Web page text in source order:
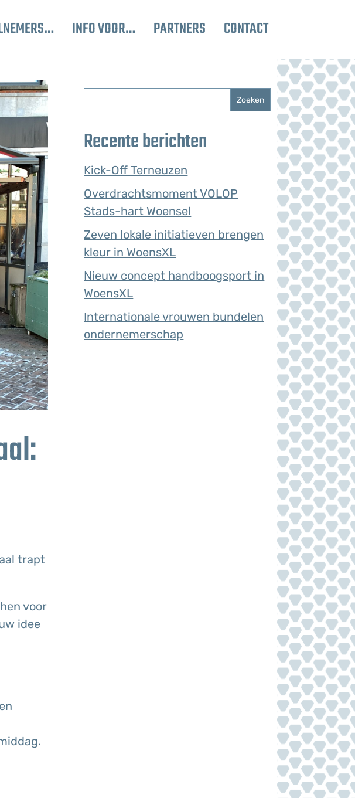
INFO VOOR… PARTNERS CONTACT
trapt
voor
idee
Recente berichten
Kick-Off Terneuzen
Overdrachtsmoment VOLOP
Stads-hart Woensel
Zeven lokale initiatieven brengen
kleur in WoensXL
Nieuw concept handboogsport in
WoensXL
Internationale vrouwen bundelen
ondernemerschap